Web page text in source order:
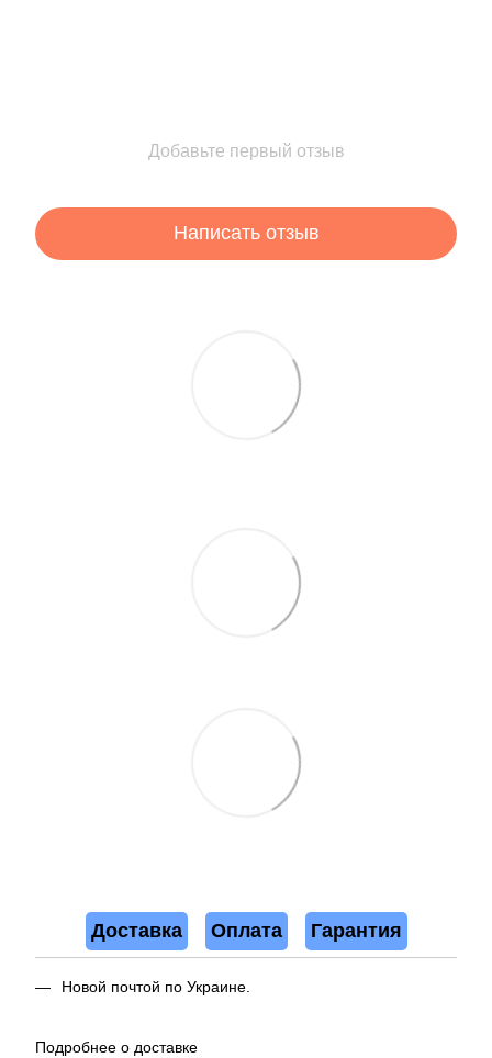
Добавьте первый отзыв
Написать отзыв
Доставка Оплата Гарантия
Новой почтой по Украине.
Подробнее о доставке